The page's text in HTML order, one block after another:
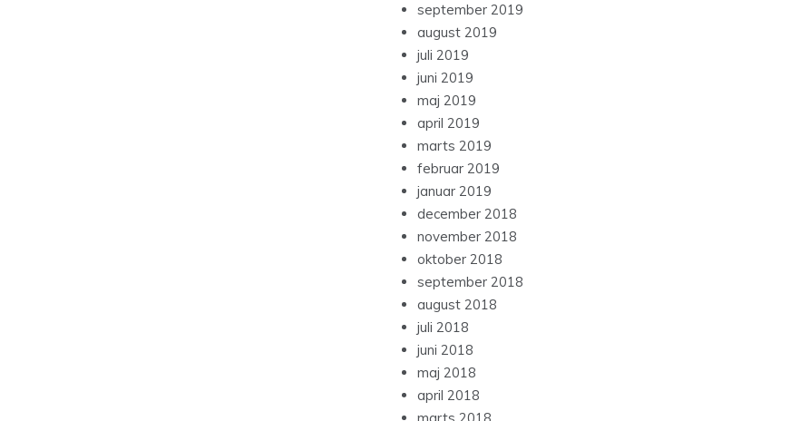
september 2019
august 2019
juli 2019
juni 2019
maj 2019
april 2019
marts 2019
februar 2019
januar 2019
december 2018
november 2018
oktober 2018
september 2018
august 2018
juli 2018
juni 2018
maj 2018
april 2018